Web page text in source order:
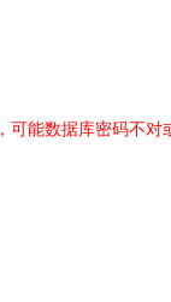
可能数据库密码不对